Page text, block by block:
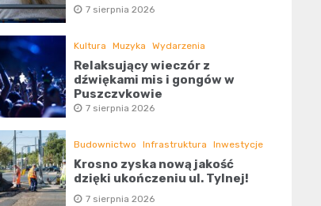
7 sierpnia 2026
Kultura Muzyka Wydarzenia
Relaksujący wieczór z
dźwiękami mis i gongów w
Puszczykowie
7 sierpnia 2026
Budownictwo Infrastruktura Inwestycje
Krosno zyska nową jakość
dzięki ukończeniu ul. Tylnej!
7 sierpnia 2026